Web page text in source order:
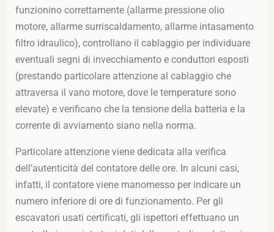
funzionino correttamente (allarme pressione olio
motore, allarme surriscaldamento, allarme intasamento
filtro idraulico), controllano il cablaggio per individuare
eventuali segni di invecchiamento e conduttori esposti
(prestando particolare attenzione al cablaggio che
attraversa il vano motore, dove le temperature sono
elevate) e verificano che la tensione della batteria e la
corrente di avviamento siano nella norma.
Particolare attenzione viene dedicata alla verifica
dell’autenticità del contatore delle ore. In alcuni casi,
infatti, il contatore viene manomesso per indicare un
numero inferiore di ore di funzionamento. Per gli
escavatori usati certificati, gli ispettori effettuano un